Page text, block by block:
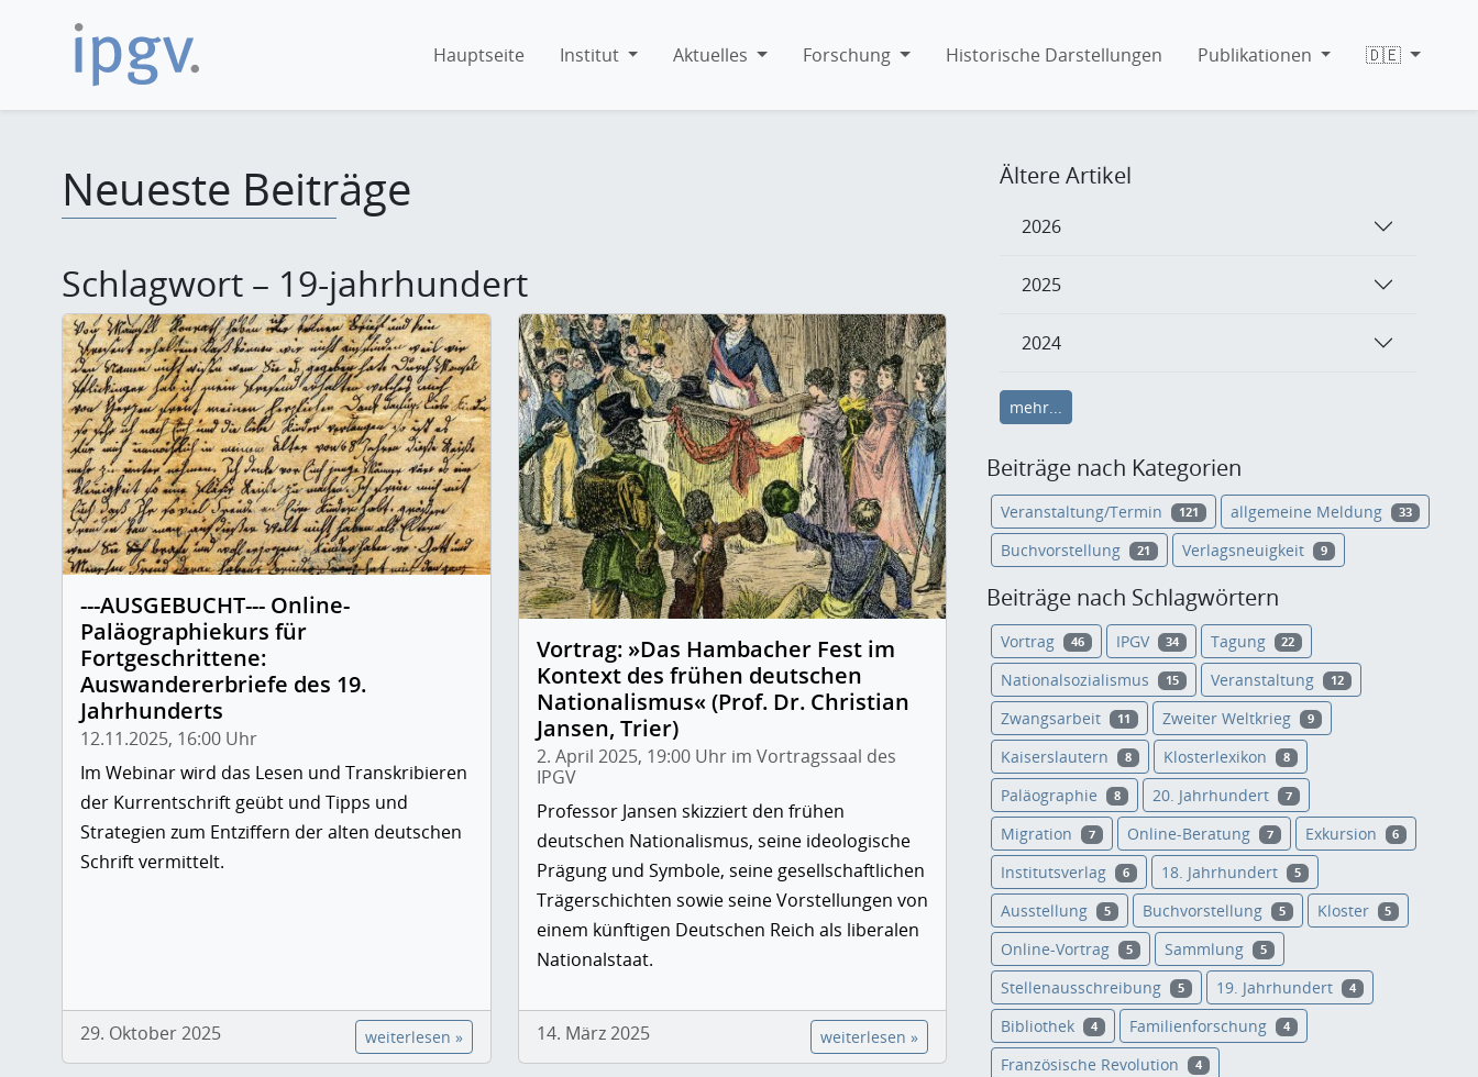
Hauptseite Institut Aktuelles Forschung Historische Darstellungen Publikationen 🇩🇪
Neueste Beiträge
Schlagwort – 19-jahrhundert
---AUSGEBUCHT--- Online-
Paläographiekurs für
Fortgeschrittene:
Auswandererbriefe des 19.
Jahrhunderts
12.11.2025, 16:00 Uhr
Im Webinar wird das Lesen und Transkribieren
der Kurrentschrift geübt und Tipps und
Strategien zum Entziffern der alten deutschen
Schrift vermittelt.
29. Oktober 2025 weiterlesen »
Vortrag: »Das Hambacher Fest im
Kontext des frühen deutschen
Nationalismus« (Prof. Dr. Christian
Jansen, Trier)
2. April 2025, 19:00 Uhr im Vortragssaal des
IPGV
Professor Jansen skizziert den frühen
deutschen Nationalismus, seine ideologische
Prägung und Symbole, seine gesellschaftlichen
Trägerschichten sowie seine Vorstellungen von
einem künftigen Deutschen Reich als liberalen
Nationalstaat.
14. März 2025 weiterlesen »
Ältere Artikel
2026
2025
2024
mehr...
Beiträge nach Kategorien
Veranstaltung/Termin 121 allgemeine Meldung 33
Buchvorstellung 21 Verlagsneuigkeit 9
Beiträge nach Schlagwörtern
Vortrag 46 IPGV 34 Tagung 22
Nationalsozialismus 15 Veranstaltung 12
Zwangsarbeit 11 Zweiter Weltkrieg 9
Kaiserslautern 8 Klosterlexikon 8
Paläographie 8 20. Jahrhundert 7
Migration 7 Online-Beratung 7 Exkursion 6
Institutsverlag 6 18. Jahrhundert 5
Ausstellung 5 Buchvorstellung 5 Kloster 5
Online-Vortrag 5 Sammlung 5
Stellenausschreibung 5 19. Jahrhundert 4
Bibliothek 4 Familienforschung 4
Französische Revolution 4